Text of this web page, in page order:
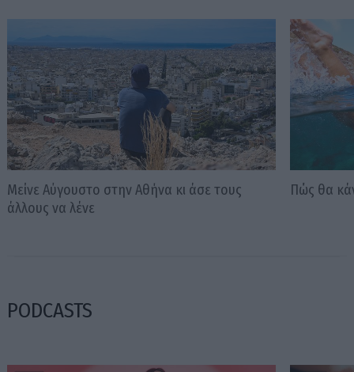
Μείνε Αύγουστο στην Αθήνα κι άσε τους
άλλους να λένε
Πώς θα
PODCASTS